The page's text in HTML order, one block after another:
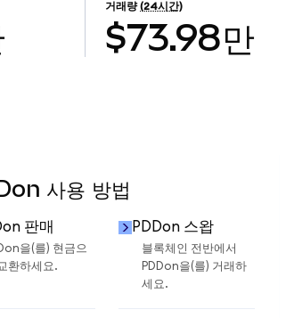
거래량 (24시간)
$73.98만
사용 방법
판매
을(를) 현금으
환하세요.
PDDon 스왑
블록체인 전반에서
PDDon을(를) 거래하
세요.